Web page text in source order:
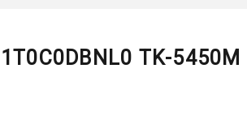
TK-5450M